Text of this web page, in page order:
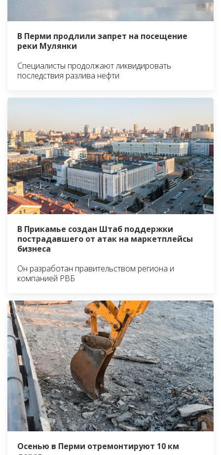
В Перми продлили запрет на посещение
реки Мулянки
Специалисты продолжают ликвидировать
последствия разлива нефти
В Прикамье создан Штаб поддержки
пострадавшего от атак на маркетплейсы
бизнеса
Он разработан правительством региона и
компанией РВБ
Осенью в Перми отремонтируют 10 км